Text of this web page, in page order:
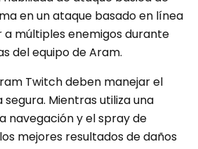
en un ataque basado en línea
a múltiples enemigos durante
del equipo de Aram.
Twitch deben manejar el
Mientras utiliza una
navegación y el spray de
mejores resultados de daños